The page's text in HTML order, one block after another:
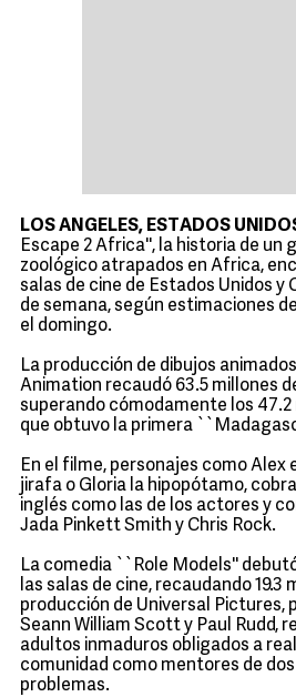
LOS ANGELES, ESTADOS
Escape 2 Africa'', la historia de un
zoológico atrapados en Africa,
salas de cine de Estados Unidos y
de semana, según estimaciones
el domingo.
La producción de dibujos
Animation recaudó 63.5 millones
superando cómodamente los 47.2
que obtuvo la primera
En el filme, personajes como Alex
jirafa o Gloria la hipopótamo,
inglés como las de los actores y
Jada Pinkett Smith y Chris Rock.
La comedia ``Role Models''
las salas de cine, recaudando 19.3
producción de Universal Pictures,
Seann William Scott y Paul Rudd,
adultos inmaduros obligados a
comunidad como mentores de
problemas.